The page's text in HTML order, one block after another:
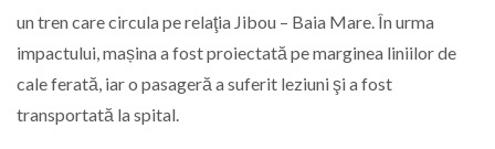
un tren care circula pe relaţia Jibou – Baia Mare. În urma
impactului, mașina a fost proiectată pe marginea liniilor de
cale ferată, iar o pasageră a suferit leziuni şi a fost
transportată la spital.